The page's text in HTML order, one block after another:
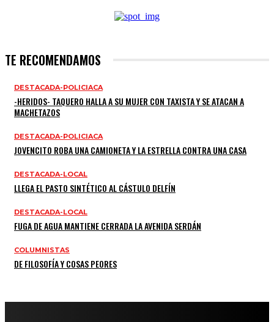
TE RECOMENDAMOS
DESTACADA-POLICIACA
-HERIDOS- TAQUERO HALLA A SU MUJER CON TAXISTA Y SE ATACAN A
MACHETAZOS
DESTACADA-POLICIACA
JOVENCITO ROBA UNA CAMIONETA Y LA ESTRELLA CONTRA UNA CASA
DESTACADA-LOCAL
LLEGA EL PASTO SINTÉTICO AL CÁSTULO DELFÍN
DESTACADA-LOCAL
FUGA DE AGUA MANTIENE CERRADA LA AVENIDA SERDÁN
COLUMNISTAS
DE FILOSOFÍA Y COSAS PEORES